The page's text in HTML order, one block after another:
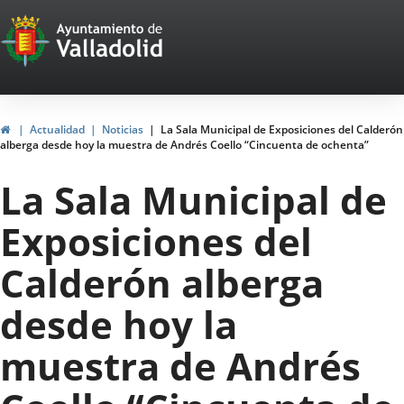
Portal
Web
del
Ayuntamiento
de
Valladolid
InicioActualidad Noticias
La Sala Municipal de Exposiciones del Calderón
alberga desde hoy la muestra de Andrés Coello “Cincuenta de ochenta”
La Sala Municipal de
Exposiciones del
Calderón alberga
desde hoy la
muestra de Andrés